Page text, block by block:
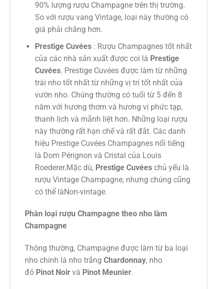
90% lượng rượu Champagne trên thị trường.
So với rượu vang Vintage, loại này thường có
giá phải chăng hơn.
Prestige Cuvées: Rượu Champagnes tốt nhất
của các nhà sản xuất được coi là Prestige
Cuvées. Prestige Cuvées được làm từ những
trái nho tốt nhất từ ​​những vị trí tốt nhất của
vườn nho. Chúng thường có tuổi từ 5 đến 8
năm với hương thơm và hương vị phức tạp,
thanh lịch và mãnh liệt hơn. Những loại rượu
này thường rất hạn chế và rất đắt. Các danh
hiệu Prestige Cuvées Champagnes nổi tiếng
là Dom Pérignon và Cristal của Louis
Roederer.Mặc dù, Prestige Cuvéeschủ yếu là
rượu Vintage Champagne, nhưng chúng cũng
có thể làNon-vintage.
Phân loại rượu Champagne theo nho làm
Champagne
Thông thường, Champagne được làm từ ba loại
nho chính là nho trắng Chardonnay, nho
đỏ Pinot Noir và Pinot Meunier.